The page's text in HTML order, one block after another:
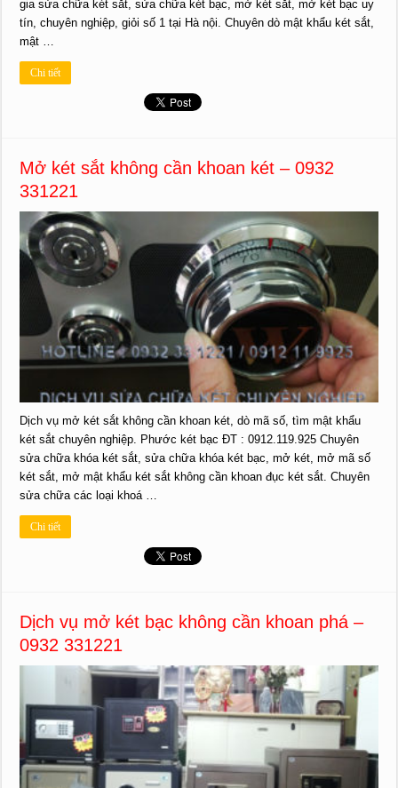
gia sửa chữa két sắt, sửa chữa két bạc, mở két sắt, mở két bạc uy
tín, chuyên nghiệp, giỏi số 1 tại Hà nội. Chuyên dò mật khẩu két sắt,
mật …
Chi tiết
Mở két sắt không cần khoan két – 0932
331221
Dịch vụ mở két sắt không cần khoan két, dò mã số, tìm mật khẩu
két sắt chuyên nghiệp. Phước két bạc ĐT : 0912.119.925 Chuyên
sửa chữa khóa két sắt, sửa chữa khóa két bạc, mở két, mở mã số
két sắt, mở mật khẩu két sắt không cần khoan đục két sắt. Chuyên
sửa chữa các loại khoá …
Chi tiết
Dịch vụ mở két bạc không cần khoan phá –
0932 331221